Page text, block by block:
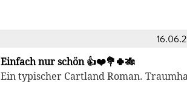
Einfach nur schön 👍❤️💐🍀🎋
Ein typischer Cartland Roman.